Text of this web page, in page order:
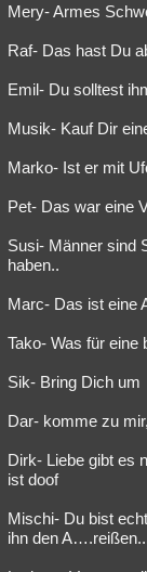
Mery- Armes
Raf- Das hast Du
Emil- Du solltest
Musik- Kauf Dir
Marko- Ist er mit
Pet- Das war eine
Susi- Männer sind
haben..
Marc- Das ist eine
Tako- Was für eine
Sik- Bring Dich um
Dar- komme zu
Dirk- Liebe gibt es
ist doof
Mischi- Du bist
ihn den